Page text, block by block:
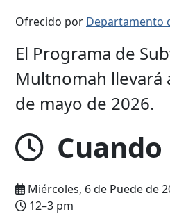
Ofrecido por Departamento
El Programa de
Multnomah llevará
de mayo de 2026.
Cuando
Miércoles, 6 de Puede de
12–3 pm